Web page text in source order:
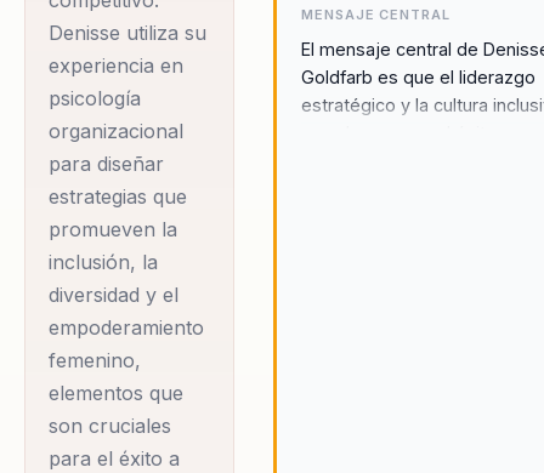
Denisse utiliza su
experiencia en
psicología
organizacional
para diseñar
estrategias que
promueven la
inclusión, la
diversidad y el
empoderamiento
femenino,
elementos que
son cruciales
para el éxito a
MENSAJE CENTRAL
El mensaje central de
Goldfarb es que el liderazgo
estratégico y la cultura